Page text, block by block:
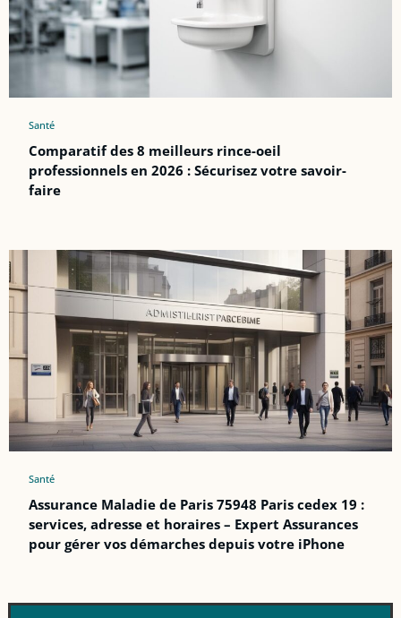
Santé
Comparatif des 8 meilleurs rince-oeil
professionnels en 2026 : Sécurisez votre savoir-
faire
Santé
Assurance Maladie de Paris 75948 Paris cedex 19 :
services, adresse et horaires – Expert Assurances
pour gérer vos démarches depuis votre iPhone